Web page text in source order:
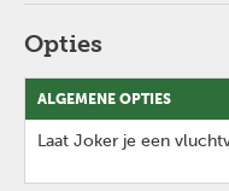
Opties
ALGEMENE OPTIES
Laat Joker je een